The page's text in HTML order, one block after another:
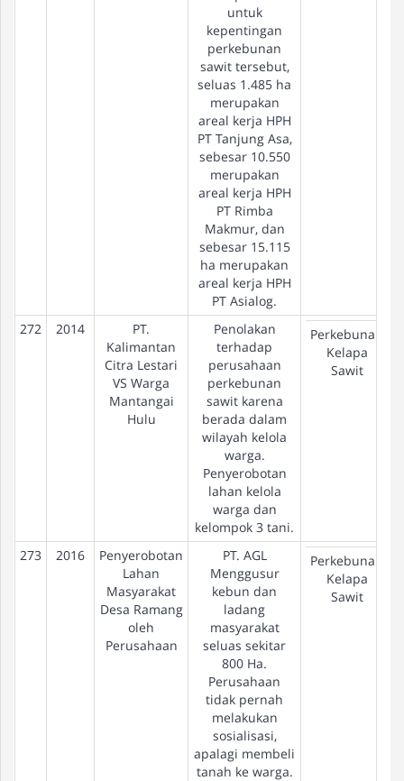
untuk
kepentingan
perkebunan
sawit tersebut,
seluas 1.485 ha
merupakan
areal kerja HPH
PT Tanjung Asa,
sebesar 10.550
merupakan
areal kerja HPH
PT Rimba
Makmur, dan
sebesar 15.115
ha merupakan
areal kerja HPH
PT Asialog.
272
2014
PT.
Kalimantan
Citra Lestari
VS Warga
Mantangai
Hulu
Penolakan
terhadap
perusahaan
perkebunan
sawit karena
berada dalam
wilayah kelola
warga.
Penyerobotan
lahan kelola
warga dan
kelompok 3 tani.
Perkebunan
Kelapa
Sawit
273 2016
Penyerobotan
Lahan
Masyarakat
Desa Ramang
oleh
Perusahaan
PT. AGL
Menggusur
kebun dan
ladang
masyarakat
seluas sekitar
800 Ha.
Perusahaan
tidak pernah
melakukan
sosialisasi,
apalagi membeli
tanah ke warga.
Perkebunan
Kelapa
Sawit